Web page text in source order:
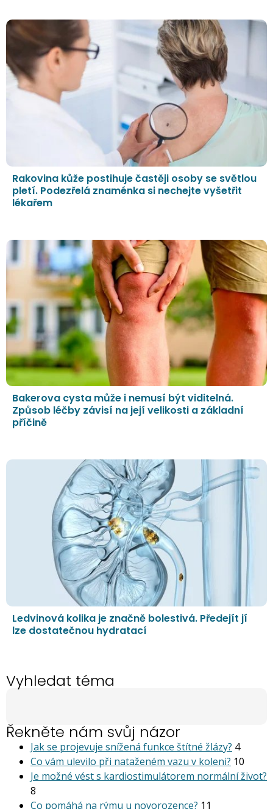
Rakovina kůže postihuje častěji osoby se světlou
pletí. Podezřelá znaménka si nechejte vyšetřit
lékařem
Bakerova cysta může i nemusí být viditelná.
Způsob léčby závisí na její velikosti a základní
příčině
Ledvinová kolika je značně bolestivá. Předejít jí
lze dostatečnou hydratací
Vyhledat téma
Řekněte nám svůj názor
Jak se projevuje snížená funkce štítné žlázy? 4
Co vám ulevilo při nataženém vazu v koleni? 10
Je možné vést s kardiostimu­látorem normální život?
8
Co pomáhá na rýmu u novorozence? 11